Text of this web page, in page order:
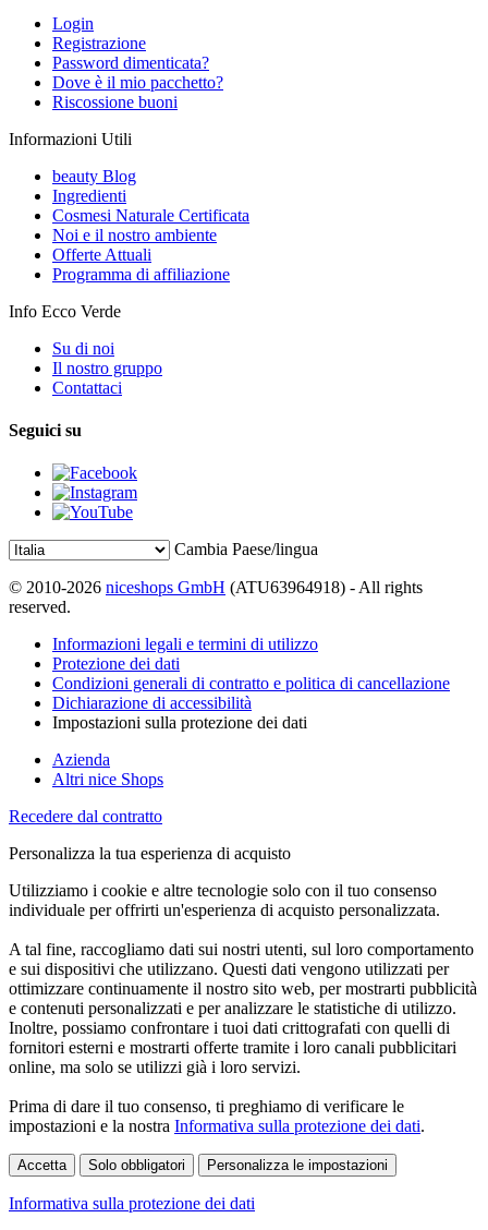
Login
Registrazione
Password dimenticata?
Dove è il mio pacchetto?
Riscossione buoni
Informazioni Utili
beauty Blog
Ingredienti
Cosmesi Naturale Certificata
Noi e il nostro ambiente
Offerte Attuali
Programma di affiliazione
Info Ecco Verde
Su di noi
Il nostro gruppo
Contattaci
Seguici su
Cambia Paese/lingua
© 2010-2026 niceshops GmbH (ATU63964918) - All rights
reserved.
Informazioni legali e termini di utilizzo
Protezione dei dati
Condizioni generali di contratto e politica di cancellazione
Dichiarazione di accessibilità
Impostazioni sulla protezione dei dati
Azienda
Altri nice Shops
Recedere dal contratto
Personalizza la tua esperienza di acquisto
Utilizziamo i cookie e altre tecnologie solo con il tuo consenso
individuale per offrirti un'esperienza di acquisto personalizzata.
A tal fine, raccogliamo dati sui nostri utenti, sul loro comportamento
e sui dispositivi che utilizzano. Questi dati vengono utilizzati per
ottimizzare continuamente il nostro sito web, per mostrarti pubblicità
e contenuti personalizzati e per analizzare le statistiche di utilizzo.
Inoltre, possiamo confrontare i tuoi dati crittografati con quelli di
fornitori esterni e mostrarti offerte tramite i loro canali pubblicitari
online, ma solo se utilizzi già i loro servizi.
Prima di dare il tuo consenso, ti preghiamo di verificare le
impostazioni e la nostra Informativa sulla protezione dei dati.
Accetta Solo obbligatori Personalizza le impostazioni
Informativa sulla protezione dei dati